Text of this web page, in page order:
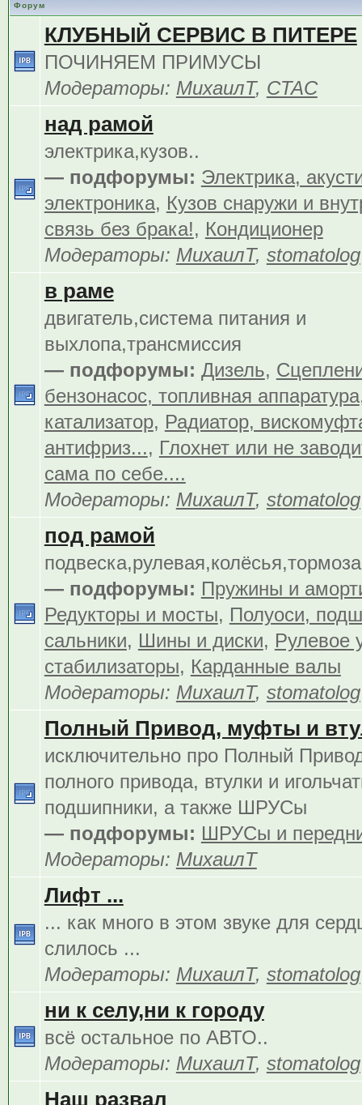
Форум
КЛУБНЫЙ СЕРВИС В ПИТЕРЕ
ПОЧИНЯЕМ ПРИМУСЫ
Модераторы: МихаилТ, CTAC
над рамой
электрика,кузов..
— подфорумы: Электрика,
электроника, Кузов снаружи и
связь без брака!, Кондиционер
Модераторы: МихаилТ, stomatolog
в раме
двигатель,система питания и
выхлопа,трансмиссия
— подфорумы: Дизель,
бензонасос, топливная аппаратура
катализатор, Радиатор,
антифриз..., Глохнет или не
сама по себе....
Модераторы: МихаилТ, stomatolog
под рамой
— подфорумы: Пружины и
Редукторы и мосты, Полуоси,
сальники, Шины и диски, Рулевое
стабилизаторы, Карданные валы
Модераторы: МихаилТ, stomatolog
Полный Привод, муфты и
исключительно про Полный
полного привода, втулки и
подшипники, а также ШРУСы
— подфорумы: ШРУСы и
Модераторы: МихаилТ
Лифт ...
... как много в этом звуке для
слилось ...
Модераторы: МихаилТ, stomatolog
ни к селу,ни к городу
всё остальное по АВТО..
Модераторы: МихаилТ, stomatolog
Наш развал